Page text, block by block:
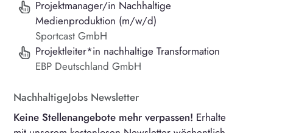
Projektmanager/in Nachhaltige
Medienproduktion (m/w/d)
Sportcast GmbH
Projektleiter*in nachhaltige Transformation
EBP Deutschland GmbH
NachhaltigeJobs Newsletter
Keine Stellenangebote mehr verpassen! Erhalte